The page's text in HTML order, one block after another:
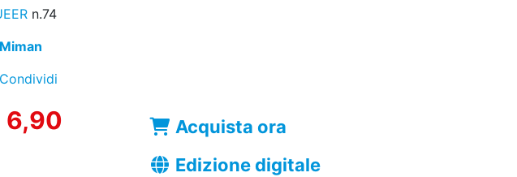
n.74
Miman
Condividi
6,90
Acquista ora
Edizione digitale